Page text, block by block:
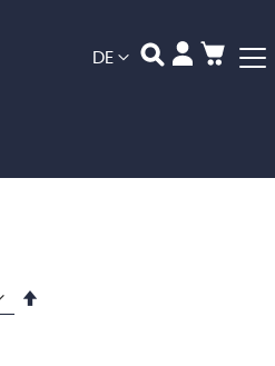
Sprache
DE Mein